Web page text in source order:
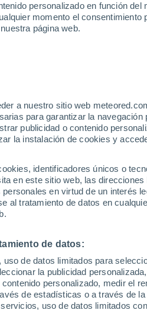
personalizado en función del
momento el consentimiento
página web.
a nuestro sitio web
para garantizar la navegación
publicidad o contenido
la instalación de cookies y
identificadores únicos o
en este sitio web, las
en virtud de un interés
al tratamiento de datos en
de datos:
de datos limitados para
la publicidad
personalizado, medir el
de estadísticas o a través de
uso de datos limitados
TEMPERATURA
2M
GEOP. 850 HPA |